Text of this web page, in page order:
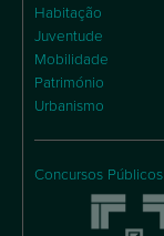
Habitação
Juventude
Mobilidade
Património
Urbanismo
Concursos Públicos